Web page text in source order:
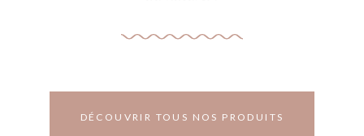
DÉCOUVRIR TOUS NOS PRODUITS